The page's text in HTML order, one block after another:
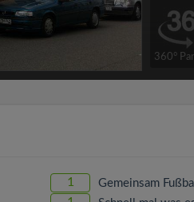
360°
1 Gemeinsam